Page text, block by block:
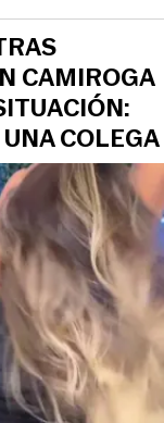
CAMIROGA
UNA COLEGA